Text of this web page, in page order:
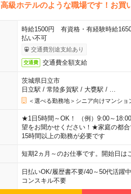
高級ホテルのような職場です！お買
時給1500円 有資格・有経験時給
払い不可
交通費別途支給あり
交通費 交通費全額支給
茨城県日立市
日立駅 / 常陸多賀駅 / 大甕駅 /
＜選べる勤務地＞シニア向けマンシ
★1日5時間～OK！ （例）9:00～
望をお聞かせください！★家庭の都
15時間以上の勤務が必要です
短期2ヵ月～のお仕事です。開始日
日払いOK/履歴書不要/40～50代活躍中
コンスキル不要